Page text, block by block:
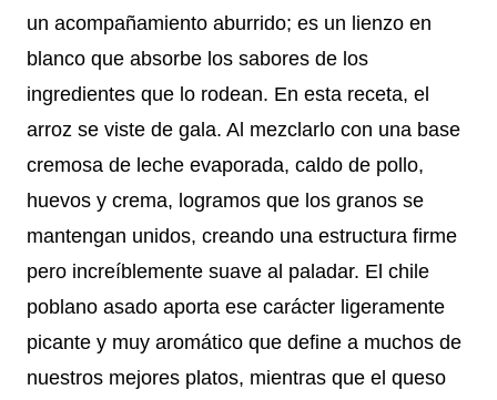
un acompañamiento aburrido; es un lienzo en
blanco que absorbe los sabores de los
ingredientes que lo rodean. En esta receta, el
arroz se viste de gala. Al mezclarlo con una base
cremosa de leche evaporada, caldo de pollo,
huevos y crema, logramos que los granos se
mantengan unidos, creando una estructura firme
pero increíblemente suave al paladar. El chile
poblano asado aporta ese carácter ligeramente
picante y muy aromático que define a muchos de
nuestros mejores platos, mientras que el queso